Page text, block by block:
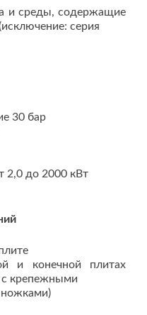
и среды, содержащие
серия
30 бар
2,0 до 2000 кВт
и конечной плитах
с крепежными